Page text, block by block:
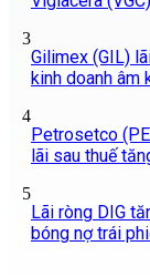
3
Gilimex (GIL)
kinh doanh âm
4
Petrosetco
lãi sau thuế
5
Lãi ròng DIG
bóng nợ trái